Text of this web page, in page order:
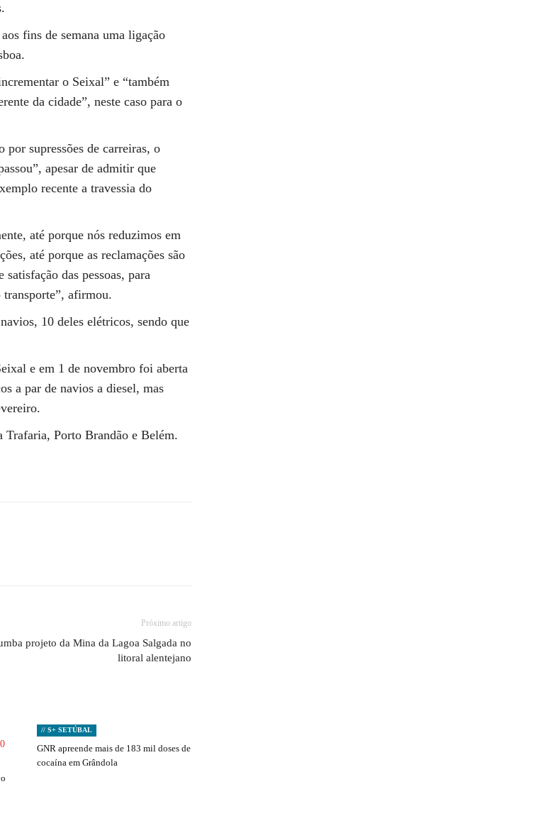
fins de semana uma ligação
o Seixal” e “também
da cidade”, neste caso para o
por supressões de carreiras, o
apesar de admitir que
recente a travessia do
até porque nós reduzimos em
até porque as reclamações são
das pessoas, para
transporte”, afirmou.
10 deles elétricos, sendo que
e em 1 de novembro foi aberta
a par de navios a diesel, mas
Trafaria, Porto Brandão e Belém.
Próximo artigo
projeto da Mina da Lagoa Salgada no
litoral alentejano
// S+ SETÚBAL
GNR apreende mais de 183 mil doses de
cocaína em Grândola